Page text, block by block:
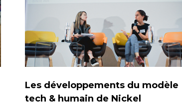
Les développements du modèle
tech & humain de Nickel